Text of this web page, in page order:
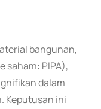
bangunan,
saham: PIPA),
dalam
Keputusan ini